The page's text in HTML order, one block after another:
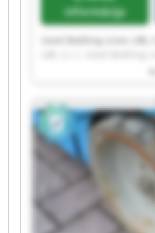
informācija
Used Bottling Lines UBL
Bottling Lines UBL S.r.l.
Lines UBL S.r.l. Used
Used Bottling Lines UBL
UBL S.r.l. Used Bottling
Bottling Lines UBL S.r.l.
S.r.l. Used Bottling
Lines UBL S.r.l. Used
Used Bottling Lines
UBL S.r.l. Used Bottling
Bottling Lines UBL S.r.l.